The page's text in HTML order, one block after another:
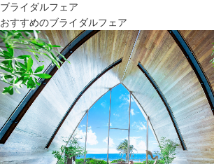
ブライダルフェア
おすすめのブライダルフェア